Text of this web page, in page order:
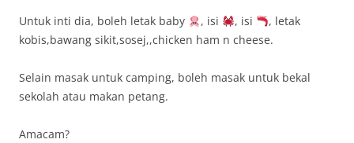
Untuk inti dia, boleh letak baby , isi , isi
, letak
kobis,bawang sikit,sosej,,chicken ham n cheese.
Selain masak untuk camping, boleh masak untuk bekal
sekolah atau makan petang.
Amacam?